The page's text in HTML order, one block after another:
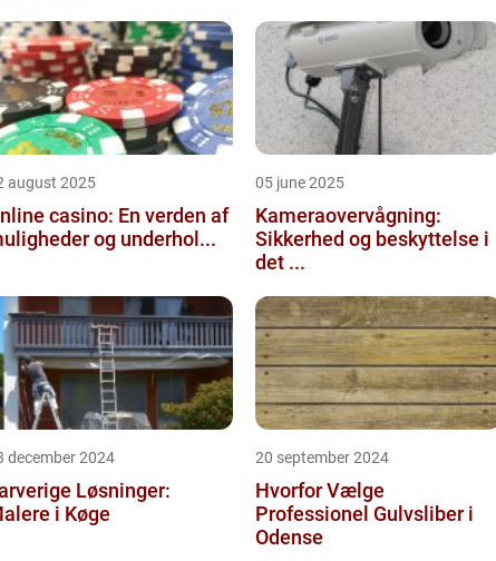
august 2025
casino: En verden af
og underhol...
05 june 2025
Kameraovervågning:
Sikkerhed og beskyttelse i
det ...
december 2024
Løsninger:
i Køge
20 september 2024
Hvorfor Vælge
Professionel Gulvsliber i
Odense